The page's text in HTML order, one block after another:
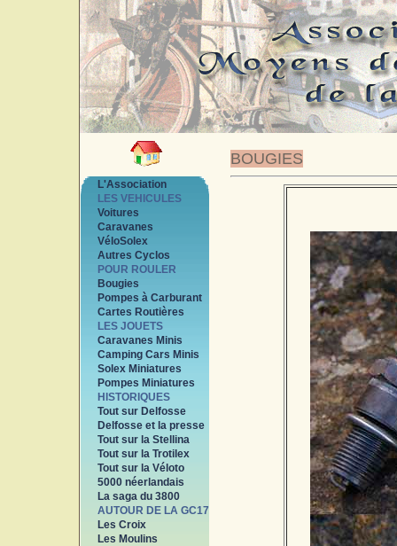
BOUGIES
L'Association
LES VEHICULES
Voitures
Caravanes
VéloSolex
Autres Cyclos
POUR ROULER
Bougies
Pompes à Carburant
Cartes Routières
LES JOUETS
Caravanes Minis
Camping Cars Minis
Solex Miniatures
Pompes Miniatures
HISTORIQUES
Tout sur Delfosse
Delfosse et la presse
Tout sur la Stellina
Tout sur la Trotilex
Tout sur la Véloto
5000 néerlandais
La saga du 3800
AUTOUR DE LA GC17
Les Croix
Les Moulins